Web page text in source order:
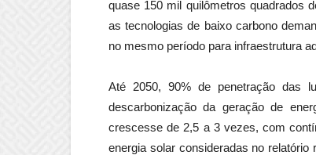
quase 150 mil quilômetros quadrados
as tecnologias de baixo carbono
no mesmo período para infraestrutura
Até 2050, 90% de penetração das
descarbonização da geração de
crescesse de 2,5 a 3 vezes, com
energia solar consideradas no